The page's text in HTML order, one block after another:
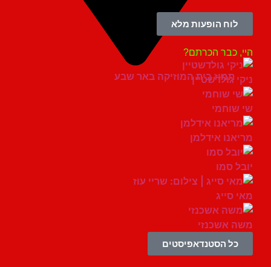
תמוז בית המוזיקה באר שבע
לוח הופעות מלא
כבר הכרתם?
גולדשטיין
אידלמן
סמו
סייג
אשכנזי
כל הסטנדאפיסטים